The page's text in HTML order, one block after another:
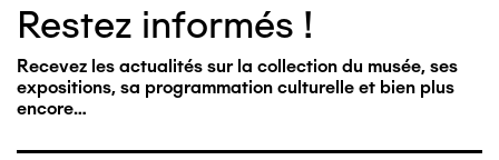
Restez informés !
Recevez les actualités sur la collection du musée, ses
expositions, sa programmation culturelle et bien plus
encore…